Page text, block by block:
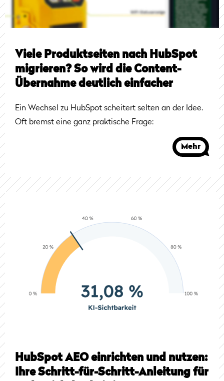
Viele Produktseiten nach HubSpot
migrieren? So wird die Content-
Übernahme deutlich einfacher
Ein Wechsel zu HubSpot scheitert selten an der Idee.
Oft bremst eine ganz praktische Frage:
Mehr
HubSpot AEO einrichten und nutzen:
Ihre Schritt-für-Schritt-Anleitung für